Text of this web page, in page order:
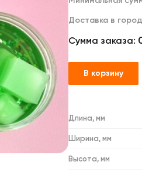
Доставка в
Сумма заказа:
В корзину
Длина, мм
Ширина, мм
Высота, мм